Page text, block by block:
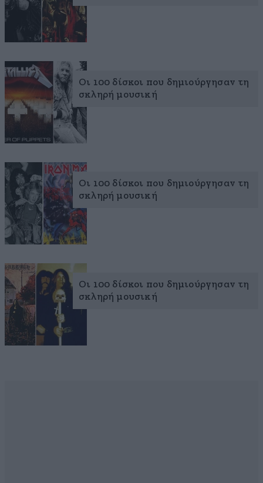
Οι 100 δίσκοι που δημιούργησαν τη
σκληρή μουσική
Οι 100 δίσκοι που δημιούργησαν τη
σκληρή μουσική
Οι 100 δίσκοι που δημιούργησαν τη
σκληρή μουσική